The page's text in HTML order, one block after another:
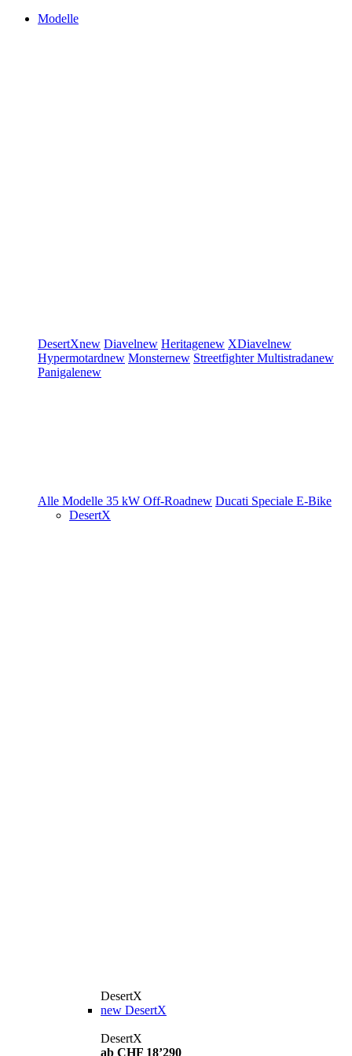
Modelle
DesertXnew Diavelnew Heritagenew XDiavelnew
Hypermotardnew Monsternew StreetfighterMultistradanew
Panigalenew
Alle Modelle 35 kW Off-Roadnew Ducati Speciale E-Bike
DesertX
DesertX
new DesertX
DesertX
ab CHF 18’290